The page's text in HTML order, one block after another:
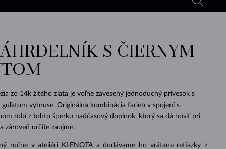
VÝNIMOČNÝ
POZRIEŤ
LÁSKA
POZRIEŤ
ŽLTÉ ZLATO
RUŽOVÉ ZLATO
KRÁSOU
POZRIEŤ
TANZANITY
TOPÁSY
TURMALÍNY
VLTAVÍNYKRÁSNE
POZRIEŤ
TURMALÍNY
VLTAVÍNY
MINERÁLY
PERLOVÉ PRÍVESKY
PRÍVESKY
POZRIEŤ
NÁRAMKY
POZRIEŤ
ELEGANCIA
POZRIEŤ
ZAFÍRY
SMARAGDY
VLTAVÍNY
MINERÁLYŠPERKY
POZRIEŤ
KRÁSU
POZRIEŤ
KOLEKCIE
POZRIEŤ
S ČIERNYM
zo 14k žltého zlata je voľne zavesený jednoduchý prívesok s
výbruse. Originálna kombinácia farieb v spojení s
robí z tohto šperku nadčasový doplnok, ktorý sa dá nosiť pri
zároveň určite zaujme.
ručne v ateliéri KLENOTA a dodávame ho vrátane retiazky z